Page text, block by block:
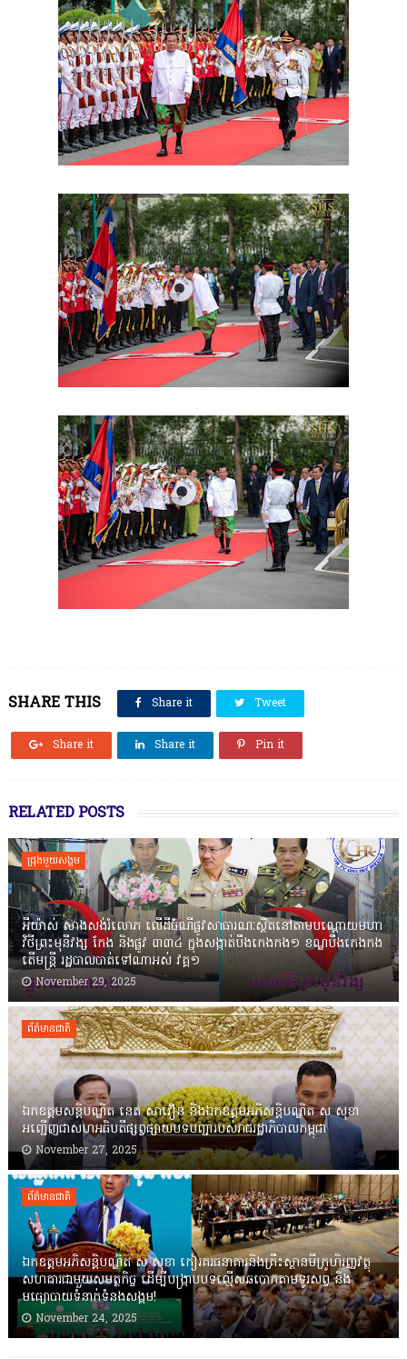
SHARE THIS Share it Tweet
Share it Share it Pin it
RELATED POSTS
ជ្រុងមួយសង្គម
អីយ៉ាស់ សាងសង់រំលោភ លើដីចំណីផ្លូវសាធារណៈស្ថិតនៅតាមបណ្ដោយមហា
វិថីព្រះមុនីវង្ស កែង និងផ្លូវ ៣៣៤ ក្នុងសង្កាត់បឹងកេងកង១ ខណ្ឌបឹងកេងកង
តើមន្ត្រី រដ្ឋបាលបាត់ទៅណាអស់ វគ្គ១
November 29, 2025
ព័ត៌មានជាតិ
ឯកឧត្តមសន្តិបណ្ឌិត នេត សាវឿន និងឯកឧត្តមអភិសន្តិបណ្ឌិត ស សុខា
អញ្ជើញជាសហអធិបតីផ្សព្វផ្សាយបទបញ្ជារបស់រាជរដ្ឋាភិបាលកម្ពុជា
November 27, 2025
ព័ត៌មានជាតិ
ឯកឧត្តមអភិសន្តិបណ្ឌិត ស សុខា កៀរគរធនាគារនិងគ្រឹះស្ថានមីក្រូហិរញ្ញវត្ថុ
សហការជាមួយសមត្ថកិច្ច ដើម្បីបង្ក្រាបបទល្មើសឆបោកតាមទូរសព្ទ និង
មធ្យោបាយទំនាក់ទំនងសង្គម!
November 24, 2025